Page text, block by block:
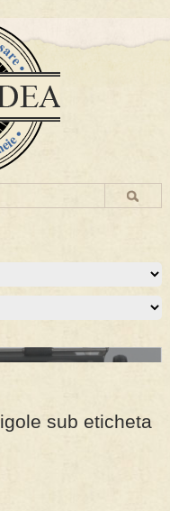
cu gulere albe
sub eticheta